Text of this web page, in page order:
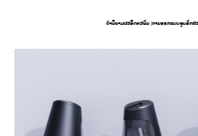
ຄໍານິຍາມຜະລິດຕະພັນ |ການອອກແບບຮູບລັກສ